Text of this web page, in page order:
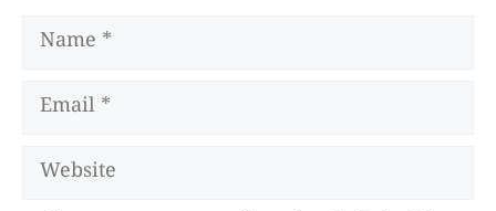
Name
Email
Website